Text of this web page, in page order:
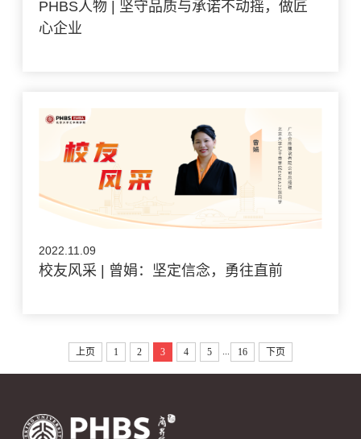
PHBS人物 | 坚守品质与承诺不动摇，做匠
心企业
2022.11.09
校友风采 | 曾娟：坚定信念，勇往直前
上页 1 2 3 4 5 16 下页